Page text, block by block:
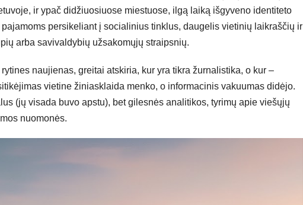
ir ypač didžiuosiuose miestuose, ilgą laiką išgyveno identiteto
persikeliant į socialinius tinklus, daugelis vietinių laikraščių ir
arba savivaldybių užsakomųjų straipsnių.
naujienas, greitai atskiria, kur yra tikra žurnalistika, o kur –
vietine žiniasklaida menko, o informacinis vakuumas didėjo.
(jų visada buvo apstu), bet gilesnės analitikos, tyrimų apie viešųjų
nuomonės.